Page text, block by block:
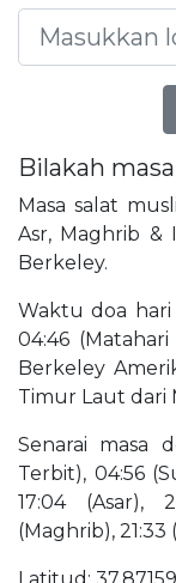
Bilakah
Masa salat
Asr, Maghrib &
Berkeley.
Waktu doa
04:46
Berkeley
Timur Laut dari
Senarai masa
Terbit), 04:56
17:04 (Asar),
(Maghrib), 21:33